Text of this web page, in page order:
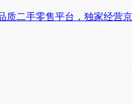
质二手零售平台，独家经营